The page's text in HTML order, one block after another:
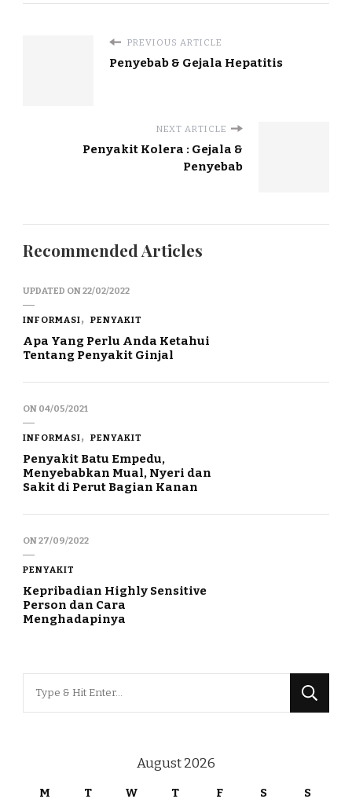
PREVIOUS ARTICLE
Penyebab & Gejala Hepatitis
NEXT ARTICLE
Penyakit Kolera : Gejala &
Penyebab
Recommended Articles
UPDATED ON22/02/2022
INFORMASI PENYAKIT
Apa Yang Perlu Anda Ketahui
Tentang Penyakit Ginjal
ON 04/05/2021
INFORMASI PENYAKIT
Penyakit Batu Empedu,
Menyebabkan Mual, Nyeri dan
Sakit di Perut Bagian Kanan
ON27/09/2022
PENYAKIT
Kepribadian Highly Sensitive
Person dan Cara
Menghadapinya
August 2026
M T W T F S S